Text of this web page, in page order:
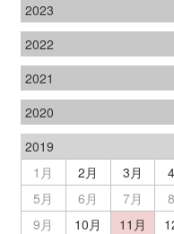
2023
2022
2021
2020
2019
1月
2月 3月
5月
6月 7月
9月
10月 11月